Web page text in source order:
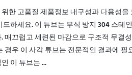
한 고품질 제품정보 내구성과 다용성
하세요. 이 튜브는 부식 방지 304 스테
끄럽고 세련된 마감으로 구조적 무결
우 이 사각 튜브는 전문적인 결과에 필
이 튜브는 ...